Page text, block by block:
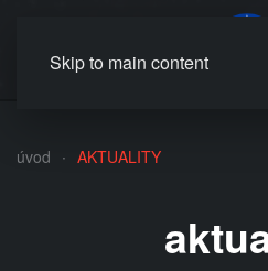
Skip to main content
úvod AKTUALITY